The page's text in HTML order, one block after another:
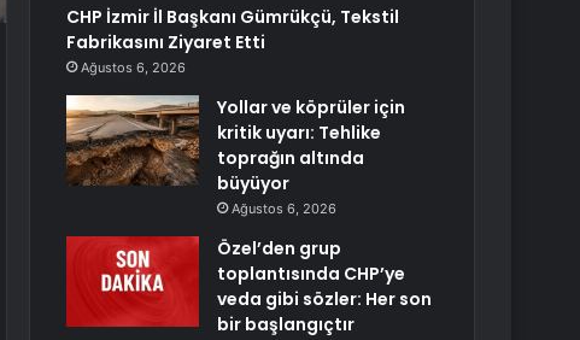
CHP İzmir İl Başkanı Gümrükçü, Tekstil
Fabrikasını Ziyaret Etti
Ağustos 6, 2026
Yollar ve köprüler için
kritik uyarı: Tehlike
toprağın altında
büyüyor
Ağustos 6, 2026
Özel’den grup
toplantısında CHP’ye
veda gibi sözler: Her son
bir başlangıçtır